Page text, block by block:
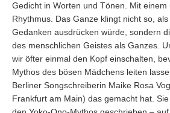
Gedicht in Worten und Tönen. Mit einem
Rhythmus. Das Ganze klingt nicht so,
Gedanken ausdrücken würde, sondern
des menschlichen Geistes als Ganzes.
wir öfter einmal den Kopf einschalten,
Mythos des bösen Mädchens leiten
Berliner Songschreiberin Maike Rosa
Frankfurt am Main) das gemacht hat.